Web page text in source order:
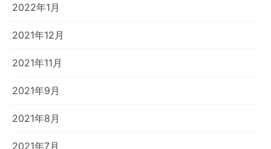
2022年1月
2021年12月
2021年11月
2021年9月
2021年8月
2021年7月